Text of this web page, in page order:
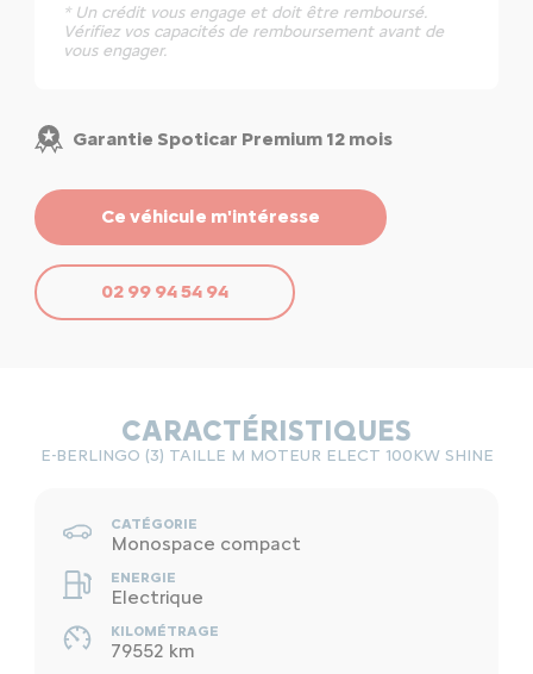
* Un crédit vous engage et doit être remboursé.
Vérifiez vos capacités de remboursement avant de
vous engager.
Garantie Spoticar Premium 12 mois
Ce véhicule m'intéresse
02 99 94 54 94
CARACTÉRISTIQUES
E-BERLINGO (3) TAILLE M MOTEUR ELECT 100KW SHINE
CATÉGORIE
Monospace compact
ENERGIE
Electrique
KILOMÉTRAGE
79552 km